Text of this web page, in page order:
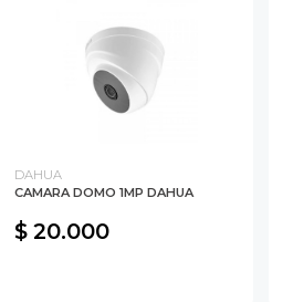
DAHUA
CAMARA DOMO 1MP DAHUA
$ 20.000